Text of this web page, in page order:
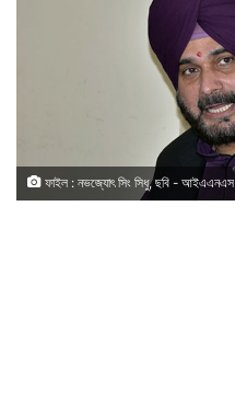
ফাইল : নভজ্যোৎ সিং সিধু, ছবি - আইএএনএস